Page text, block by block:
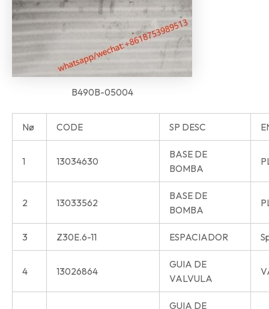
B490B-05004
Nø CODE SP DESC
1 13034630
BASE DE
BOMBA
2 13033562
BASE DE
BOMBA
3 Z30E.6-11 ESPACIADOR
4 13026864
GUIA DE
VALVULA
GUIA DE